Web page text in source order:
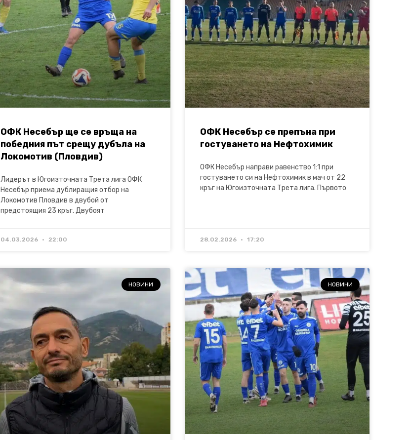
ОФК Несебър ще се връща на
победния път срещу дубъла на
Локомотив (Пловдив)
Лидерът в Югоизточната Трета лига ОФК
Несебър приема дублиращия отбор на
Локомотив Пловдив в двубой от
предстоящия 23 кръг. Двубоят
04.03.2026 22:00
ОФК Несебър се препъна при
гостуването на Нефтохимик
ОФК Несебър направи равенство 1:1 при
гостуването си на Нефтохимик в мач от 22
кръг на Югоизточната Трета лига. Първото
28.02.2026 17:20
НОВИНИ НОВИНИ